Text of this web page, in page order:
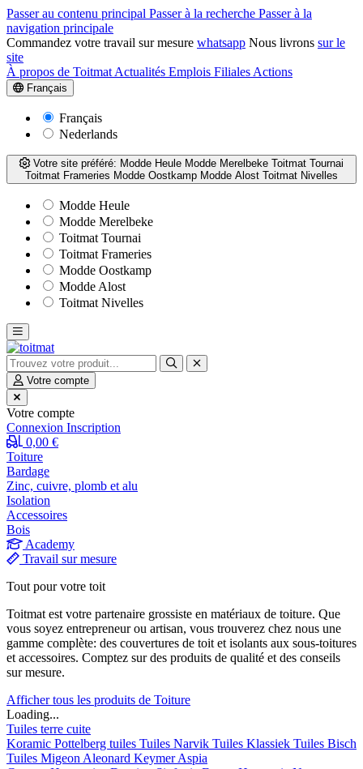
Passer au contenu principal Passer à la recherche Passer à la
navigation principale
Commandez votre travail sur mesure whatsapp Nous livrons sur le
site
À propos de Toitmat Actualités Emplois Filiales Actions
Français
Français
Nederlands
Votre site préféré: Modde Heule Modde Merelbeke Toitmat Tournai
Toitmat Frameries Modde Oostkamp Modde Alost Toitmat Nivelles
Modde Heule
Modde Merelbeke
Toitmat Tournai
Toitmat Frameries
Modde Oostkamp
Modde Alost
Toitmat Nivelles
Votre compte
Votre compte
Connexion Inscription
0,00 €
Toiture
Bardage
Zinc, cuivre, plomb et alu
Isolation
Accessoires
Bois
Academy
Travail sur mesure
Tout pour votre toit
Toitmat est votre partenaire grossiste en matériaux de toiture. Que
vous soyez entrepreneur ou artisan, vous trouverez chez nous une
gamme complète: des couvertures de toit et isolants aux sous-toitures
et accessoires. Comptez sur des produits de qualité et des conseils
sur mesure.
Afficher tous les produits de Toiture
Loading...
Tuiles terre cuite
Koramic Pottelberg tuiles Tuiles Narvik Tuiles Klassiek Tuiles Bisch
Tuiles Migeon Aleonard KeymerAspia